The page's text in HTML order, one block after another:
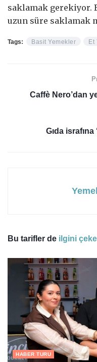
saklamak gerekiyor.
uzun süre saklamak
Tags: Basit Yemekler Et
Caffè Nero’dan
Gıda
Bu tarifler de ilgini
HABER TURU